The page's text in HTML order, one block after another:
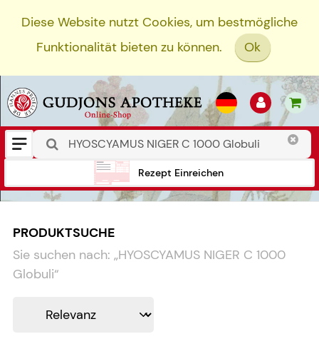
Diese Website nutzt Cookies, um bestmögliche
Funktionalität bieten zu können.
Ok
Rezept Einreichen
PRODUKTSUCHE
Sie suchen nach: „HYOSCYAMUS NIGER C 1000
Globuli“